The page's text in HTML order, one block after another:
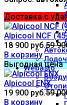
Webasto
Доставка с
Alpicool NCF
18 900 руб.59
В корзину
Выгодная цена
Alpicool ENX
19 900 руб.59
В корзину